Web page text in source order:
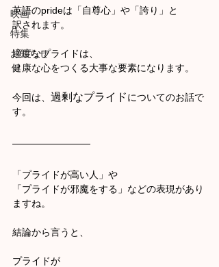
映画
特集
お知らせ
英語のprideは「自尊心」や「誇り」と
訳されます。
適度なプライドは、
健康な心をつくる大事な要素になります。
今回は、 過剰なプライドについてのお話で
す。
「プライドが高い人」や
「プライドが邪魔をする」などの表現があり
ますね。
結論から言うと、
プライドが